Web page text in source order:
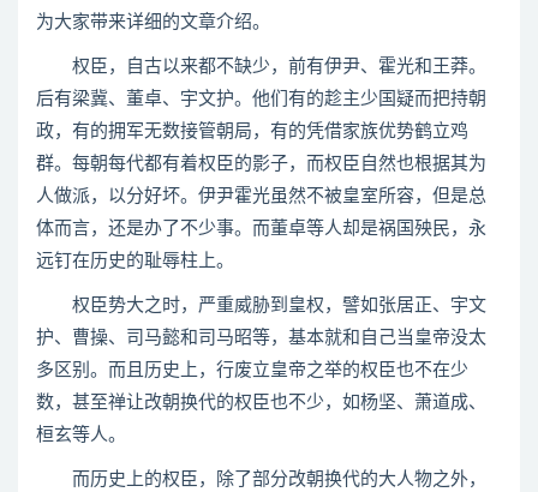
为大家带来详细的文章介绍。
权臣，自古以来都不缺少，前有伊尹、霍光和王莽。
后有梁冀、董卓、宇文护。他们有的趁主少国疑而把持朝
政，有的拥军无数接管朝局，有的凭借家族优势鹤立鸡
群。每朝每代都有着权臣的影子，而权臣自然也根据其为
人做派，以分好坏。伊尹霍光虽然不被皇室所容，但是总
体而言，还是办了不少事。而董卓等人却是祸国殃民，永
远钉在历史的耻辱柱上。
权臣势大之时，严重威胁到皇权，譬如张居正、宇文
护、曹操、司马懿和司马昭等，基本就和自己当皇帝没太
多区别。而且历史上，行废立皇帝之举的权臣也不在少
数，甚至禅让改朝换代的权臣也不少，如杨坚、萧道成、
桓玄等人。
而历史上的权臣，除了部分改朝换代的大人物之外，